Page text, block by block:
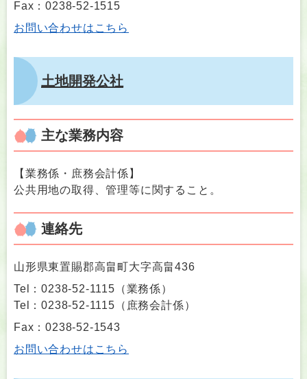
Fax：0238-52-1515
お問い合わせはこちら
土地開発公社
主な業務内容
【業務係・庶務会計係】
公共用地の取得、管理等に関すること。
連絡先
山形県東置賜郡高畠町大字高畠436
Tel：0238-52-1115 （業務係）
Tel：0238-52-1115 （ 庶務会計係）
Fax：0238-52-1543
お問い合わせはこちら